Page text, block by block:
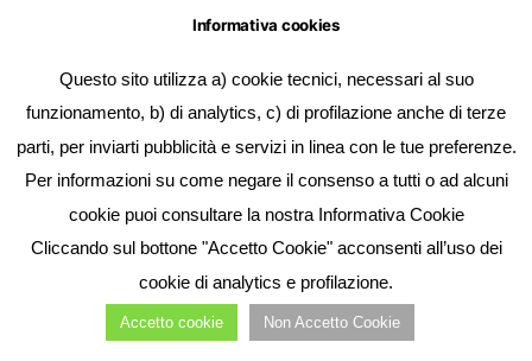
interesse o se avviene per attività di
promozione commerciale, inviando la
richiesta al Titolare all’indirizzo:
info@decorationgroup.it
Come esercitare i diritti
Informativa cookies
Questo sito utilizza a) cookie tecnici, necessari al suo
funzionamento, b) di analytics, c) di profilazione anche di terze
parti, per inviarti pubblicità e servizi in linea con le tue preferenze.
Per informazioni su come negare il consenso a tutti o ad alcuni
cookie puoi consultare la nostra Informativa Cookie
Cliccando sul bottone "Accetto Cookie" acconsenti all’uso dei
cookie di analytics e profilazione.
Accetto cookie Non Accetto Cookie